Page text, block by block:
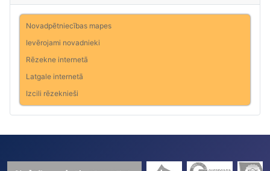
Novadpētniecības mapes
Ievērojami novadnieki
Rēzekne internetā
Latgale internetā
Izcili rēzeknieši